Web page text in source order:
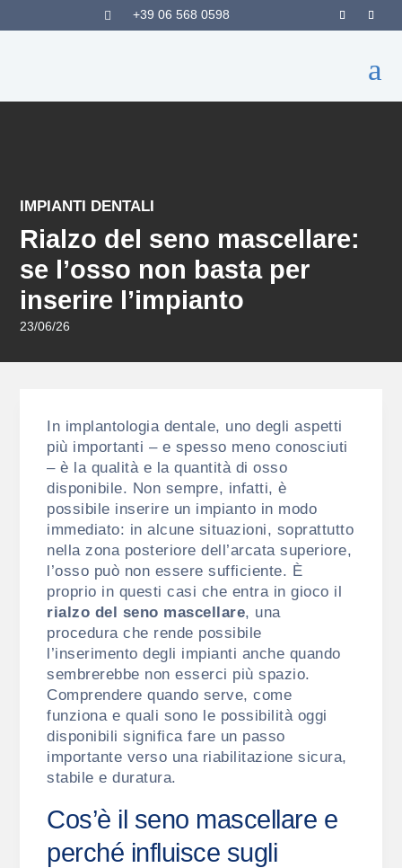
 +39 06 568 0598
a
IMPIANTI DENTALI
Rialzo del seno mascellare:
se l’osso non basta per
inserire l’impianto
23/06/26
In implantologia dentale, uno degli aspetti
più importanti – e spesso meno conosciuti
– è la qualità e la quantità di osso
disponibile. Non sempre, infatti, è
possibile inserire un impianto in modo
immediato: in alcune situazioni, soprattutto
nella zona posteriore dell’arcata superiore,
l’osso può non essere sufficiente. È
proprio in questi casi che entra in gioco il
rialzo del seno mascellare, una
procedura che rende possibile
l’inserimento degli impianti anche quando
sembrerebbe non esserci più spazio.
Comprendere quando serve, come
funziona e quali sono le possibilità oggi
disponibili significa fare un passo
importante verso una riabilitazione sicura,
stabile e duratura.
Cos’è il seno mascellare e
perché influisce sugli